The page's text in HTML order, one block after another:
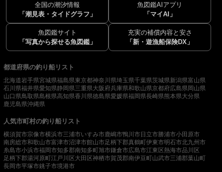
全国の潮汐情報
「潮見表・タイドグラフ」
魚図鑑AIアプリ
「マイAI」
魚図鑑サイト
「写真から探せる魚図鑑」
充実の補償内容と安さ
「新・遊漁船保険DX」
都道府県の釣り船リスト
北海道岩手県宮城県福島県東京都神奈川県埼玉県千葉県茨城県新潟県富山県
石川県福井県愛知県静岡県三重県大阪府兵庫県和歌山県京都府広島県岡山県
山口県鳥取県島根県高知県香川県徳島県愛媛県福岡県長崎県熊本県大分県
鹿児島県沖縄県
人気市町村の釣り船リスト
横須賀市宗像市横浜市三浦市いすみ市鹿嶋市鴨川市日立市勝浦市小田原市
南房総市和歌山市富津市沼津市館山市足柄下郡真鶴町伊東市明石市北九州市
糸島市小浜市福岡市知多郡南知多町旭市鎌倉市広島市江東区熱海市品川区
足柄下郡湯河原町江戸川区大田区神栖市賀茂郡南伊豆町山武市三浦郡葉山町
長岡市平塚市銚子市境港市